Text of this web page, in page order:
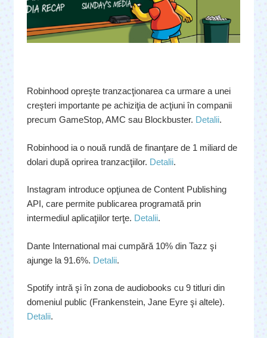
Robinhood opreşte tranzacţionarea ca urmare a unei
creşteri importante pe achiziţia de acţiuni în companii
precum GameStop, AMC sau Blockbuster. Detalii.
Robinhood ia o nouă rundă de finanţare de 1 miliard de
dolari după oprirea tranzacţiilor. Detalii.
Instagram introduce opţiunea de Content Publishing
API, care permite publicarea programată prin
intermediul aplicaţiilor terţe. Detalii.
Dante International mai cumpără 10% din Tazz şi
ajunge la 91.6%. Detalii.
Spotify intră şi în zona de audiobooks cu 9 titluri din
domeniul public (Frankenstein, Jane Eyre şi altele).
Detalii.